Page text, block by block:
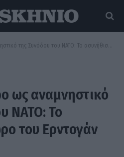
του ΝΑΤΟ: Το ασυνήθιστο δώρο του Ερντογάν στους ηγέτες…
ως αναμνηστικό
ΝΑΤΟ: Το
του Ερντογάν